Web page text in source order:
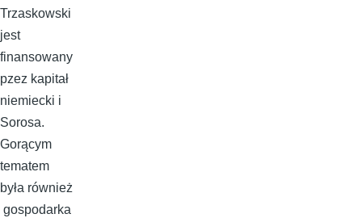
Trzaskowski
jest
finansowany
pzez kapitał
niemiecki i
Sorosa.
Gorącym
tematem
była również
gospodarka